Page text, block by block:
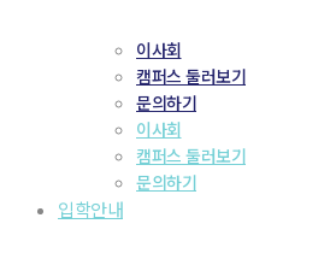
이사회
캠퍼스 둘러보기
문의하기
이사회
캠퍼스 둘러보기
문의하기
입학안내